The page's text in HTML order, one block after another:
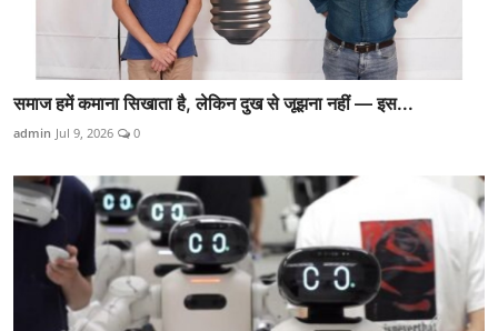
समाज हमें कमाना सिखाता है, लेकिन दुख से जूझना नहीं — इस...
admin Jul 9, 2026 0